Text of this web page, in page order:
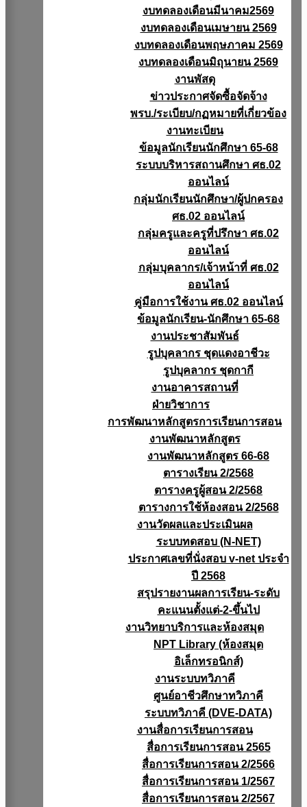
งบทดลองเดือนมีนาคม2569
งบทดลองเดือนเมษายน 2569
งบทดลองเดือนพฤษภาคม 2569
งบทดลองเดือนมิถุนายน 2569
งานพัสดุ
ข่าวประกาศจัดซื้อจัดจ้าง
พรบ./ระเบียบ/กฏหมายที่เกี่ยวข้อง
งานทะเบียน
ข้อมูลนักเรียนนักศึกษา 65-68
ระบบบริหารสถานศึกษา ศธ.02
ออนไลน์
กลุ่มนักเรียนนักศึกษา/ผู้ปกครอง
ศธ.02 ออนไลน์
กลุ่มครูและครูที่ปรึกษา ศธ.02
ออนไลน์
กลุ่มบุคลากร/เจ้าหน้าที่ ศธ.02
ออนไลน์
คู่มือการใช้งาน ศธ.02 ออนไลน์
ข้อมูลนักเรียน-นักศึกษา 65-68
งานประชาสัมพันธ์
รูปบุคลากร ชุดแดงอาชีวะ
รูปบุคลากร ชุดกากี
งานอาคารสถานที่
ฝ่ายวิชาการ
การพัฒนาหลักสูตรการเรียนการสอน
งานพัฒนาหลักสูตร
งานพัฒนาหลักสูตร 66-68
ตารางเรียน 2/2568
ตารางครูผู้สอน 2/2568
ตารางการใช้ห้องสอน 2/2568
งานวัดผลเเละประเมินผล
ระบบทดสอบ (N-NET)
ประกาศเลขที่นั่งสอบ v-net ประจำ
ปี 2568
สรุปรายงานผลการเรียน-ระดับ
คะแนนตั้งแต่-2-ขึ้นไป
งานวิทยาบริการเเละห้องสมุด
NPT Library (ห้องสมุด
อิเล็กทรอนิกส์)
งานระบบทวิภาคี
ศูนย์อาชีวศึกษาทวิภาคี
ระบบทวิภาคี (DVE-DATA)
งานสื่อการเรียนการสอน
สื่อการเรียนการสอน 2565
สื่อการเรียนการสอน 2/2566
สื่อการเรียนการสอน 1/2567
สื่อการเรียนการสอน 2/2567